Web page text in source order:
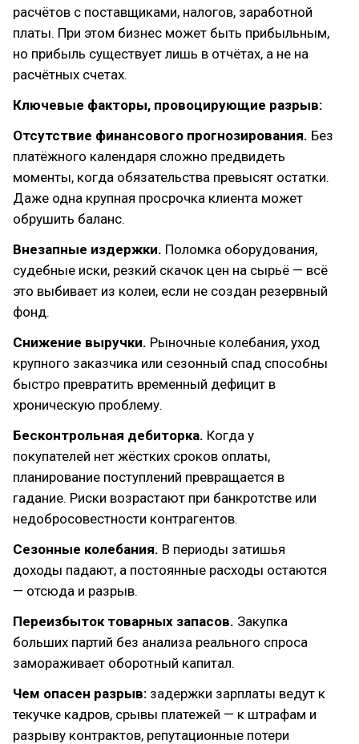
расчётов с поставщиками, налогов, заработной
платы. При этом бизнес может быть прибыльным,
но прибыль существует лишь в отчётах, а не на
расчётных счетах.
Ключевые факторы, провоцирующие разрыв:
Отсутствие финансового прогнозирования. Без
платёжного календаря сложно предвидеть
моменты, когда обязательства превысят остатки.
Даже одна крупная просрочка клиента может
обрушить баланс.
Внезапные издержки. Поломка оборудования,
судебные иски, резкий скачок цен на сырьё — всё
это выбивает из колеи, если не создан резервный
фонд.
Снижение выручки. Рыночные колебания, уход
крупного заказчика или сезонный спад способны
быстро превратить временный дефицит в
хроническую проблему.
Бесконтрольная дебиторка. Когда у
покупателей нет жёстких сроков оплаты,
планирование поступлений превращается в
гадание. Риски возрастают при банкротстве или
недобросовестности контрагентов.
Сезонные колебания. В периоды затишья
доходы падают, а постоянные расходы остаются
— отсюда и разрыв.
Переизбыток товарных запасов. Закупка
больших партий без анализа реального спроса
замораживает оборотный капитал.
Чем опасен разрыв: задержки зарплаты ведут к
текучке кадров, срывы платежей — к штрафам и
разрыву контрактов, репутационные потери